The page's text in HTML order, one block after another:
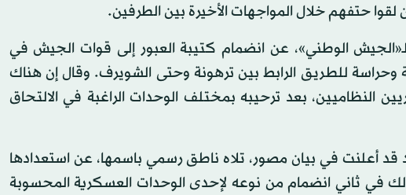
لقوا حتفهم خلال المواجهات الأخيرة بين الطرفين.
لـ«الجيش الوطني»، عن انضمام كتيبة العبور إلى قوات الجيش في
وحراسة للطريق الرابط بين ترهونة وحتى الشويرف. وقال إن هناك
النظاميين، بعد ترحيبه بمختلف الوحدات الراغبة في الالتحاق
قد أعلنت في بيان مصور، تلاه ناطق رسمي باسمها، عن استعدادها
في ثاني انضمام من نوعه لإحدى الوحدات العسكرية المحسوبة